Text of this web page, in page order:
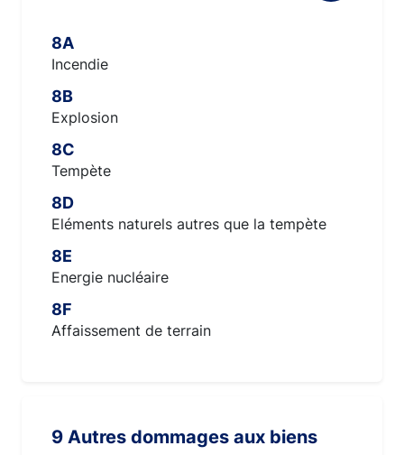
8A
Incendie
8B
Explosion
8C
Tempète
8D
Eléments naturels autres que la tempète
8E
Energie nucléaire
8F
Affaissement de terrain
9 Autres dommages aux biens